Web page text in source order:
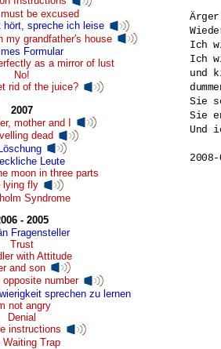
be excused
spreche ich leise
my grandfather's house
Formular
as a mirror of lust
No!
rid of the juice?
2007
mother and I
dead
Leute
moon in three parts
lying fly
Syndrome
- 2005
Fragensteller
Trust
with Attitude
and son
opposite number
sprechen zu lernen
not angry
Denial
instructions
Waiting Trap
Ich
Ich
und
Sie
Sie
Und